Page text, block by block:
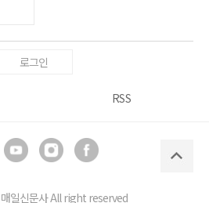
로그인
RSS
매일신문사All right reserved